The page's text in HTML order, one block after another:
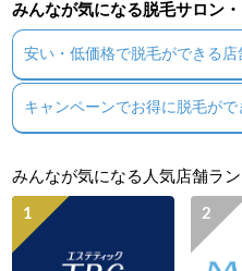
みんなが気になる脱毛サロン
安い・低価格で脱毛ができる店
キャンペーンでお得に脱毛がで
みんなが気になる人気店舗ラ